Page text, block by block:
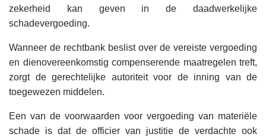
zekerheid kan geven in de daadwerkelijke
schadevergoeding.
Wanneer de rechtbank beslist over de vereiste vergoeding
en dienovereenkomstig compenserende maatregelen treft,
zorgt de gerechtelijke autoriteit voor de inning van de
toegewezen middelen.
Een van de voorwaarden voor vergoeding van materiële
schade is dat de officier van justitie de verdachte ook